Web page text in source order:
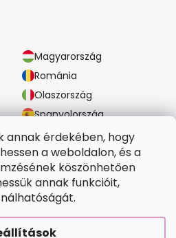
annak érdekében, hogy
a weboldalon, és a
köszönhetően
annak funkcióit,
Magyarország
Románia
Olaszország
Spanyolország
Ausztria